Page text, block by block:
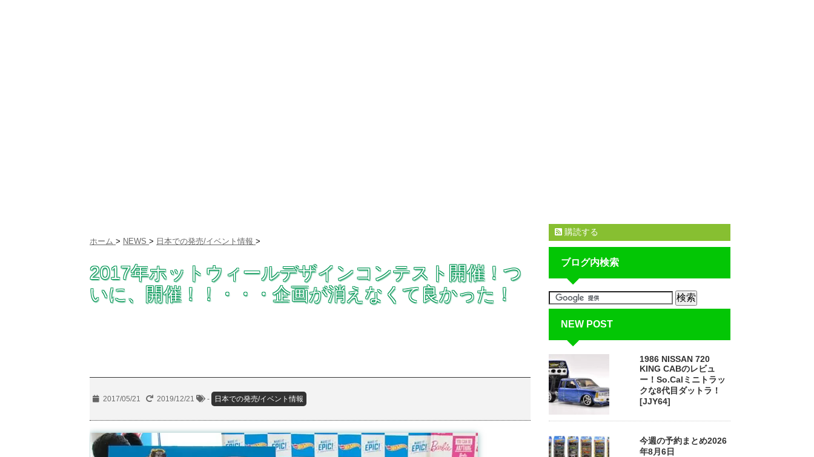
ホーム > NEWS > 日本での発売/イベント情報 >
2017年ホットウィールデザインコンテスト開催！つ
いに、開催！！・・・企画が消えなくて良かった！
2017/05/21 2019/12/21 - 日本での発売/イベント情報
購読する
ブログ内検索
NEW POST
1986 NISSAN 720
KING CABのレビュ
ー！So.Calミニトラッ
クな8代目ダットラ！
[JJY64]
今週の予約まとめ2026
年8月6日